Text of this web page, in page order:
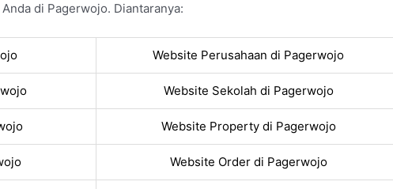
Anda di Pagerwojo. Diantaranya:
Website Perusahaan di Pagerwojo
Website Sekolah di Pagerwojo
Website Property di Pagerwojo
Website Order di Pagerwojo